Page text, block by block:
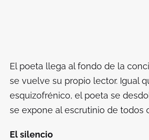
El poeta llega al fondo de la
se vuelve su propio lector. Igual
esquizofrénico, el poeta se
se expone al escrutinio de todos
El silencio